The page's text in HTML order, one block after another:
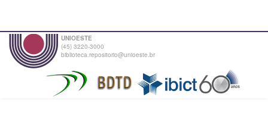
UNIOESTE
(45) 3220-3000
biblioteca.repositorio@unioeste.br